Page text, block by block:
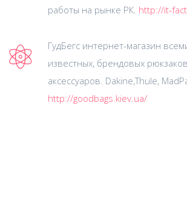
работы на рынке РК. http://it-
ГудБегс интернет-магазин
известных, брендовых
аксессуаров. Dakine,Thule,
http://goodbags.kiev.ua/